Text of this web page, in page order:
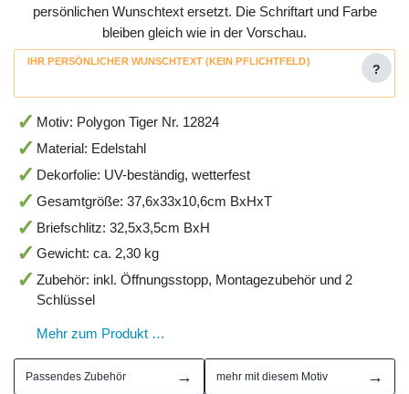
persönlichen Wunschtext ersetzt. Die Schriftart und Farbe
bleiben gleich wie in der Vorschau.
IHR PERSÖNLICHER WUNSCHTEXT (KEIN PFLICHTFELD)
?
Motiv: Polygon Tiger Nr. 12824
Material: Edelstahl
Dekorfolie: UV-beständig, wetterfest
Gesamtgröße: 37,6x33x10,6cm BxHxT
Briefschlitz: 32,5x3,5cm BxH
Gewicht: ca. 2,30 kg
Zubehör: inkl. Öffnungsstopp, Montagezubehör und 2
Schlüssel
Mehr zum Produkt …
Passendes Zubehör → mehr mit diesem Motiv →